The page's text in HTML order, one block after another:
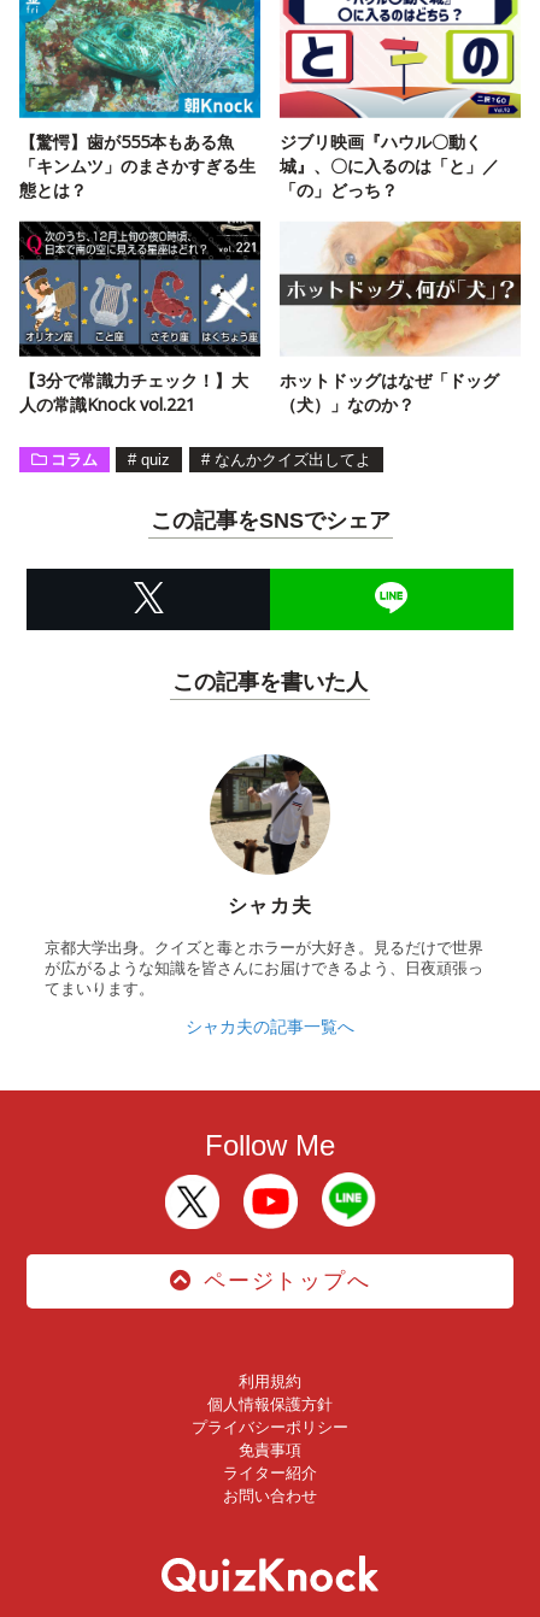
【驚愕】歯が555本もある魚
「キンムツ」のまさかすぎる生
態とは？
ジブリ映画『ハウル〇動く
城』、〇に入るのは「と」／
「の」どっち？
【3分で常識力チェック！】大
人の常識Knock vol.221
ホットドッグはなぜ「ドッグ
（犬）」なのか？
コラム # quiz # なんかクイズ出してよ
この記事をSNSでシェア
この記事を書いた人
シャカ夫
京都大学出身。クイズと毒とホラーが大好き。見るだけで世界
が広がるような知識を皆さんにお届けできるよう、日夜頑張っ
てまいります。
シャカ夫の記事一覧へ
Follow Me
ページトップへ
利用規約
個人情報保護方針
プライバシーポリシー
免責事項
ライター紹介
お問い合わせ